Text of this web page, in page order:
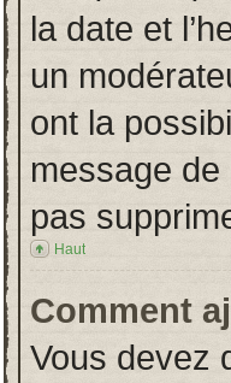
la date et
un
ont la
message
pas
Haut
Comment
Vous devez